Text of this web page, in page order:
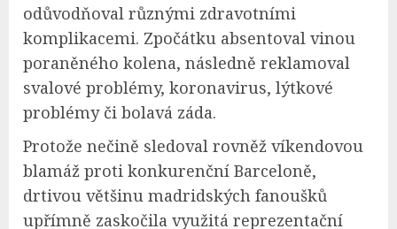
odůvodňoval různými zdravotními
komplikacemi. Zpočátku absentoval vinou
poraněného kolena, následně reklamoval
svalové problémy, koronavirus, lýtkové
problémy či bolavá záda.
Protože nečině sledoval rovněž víkendovou
blamáž proti konkurenční Barceloně,
drtivou většinu madridských fanoušků
upřímně zaskočila využitá reprezentační